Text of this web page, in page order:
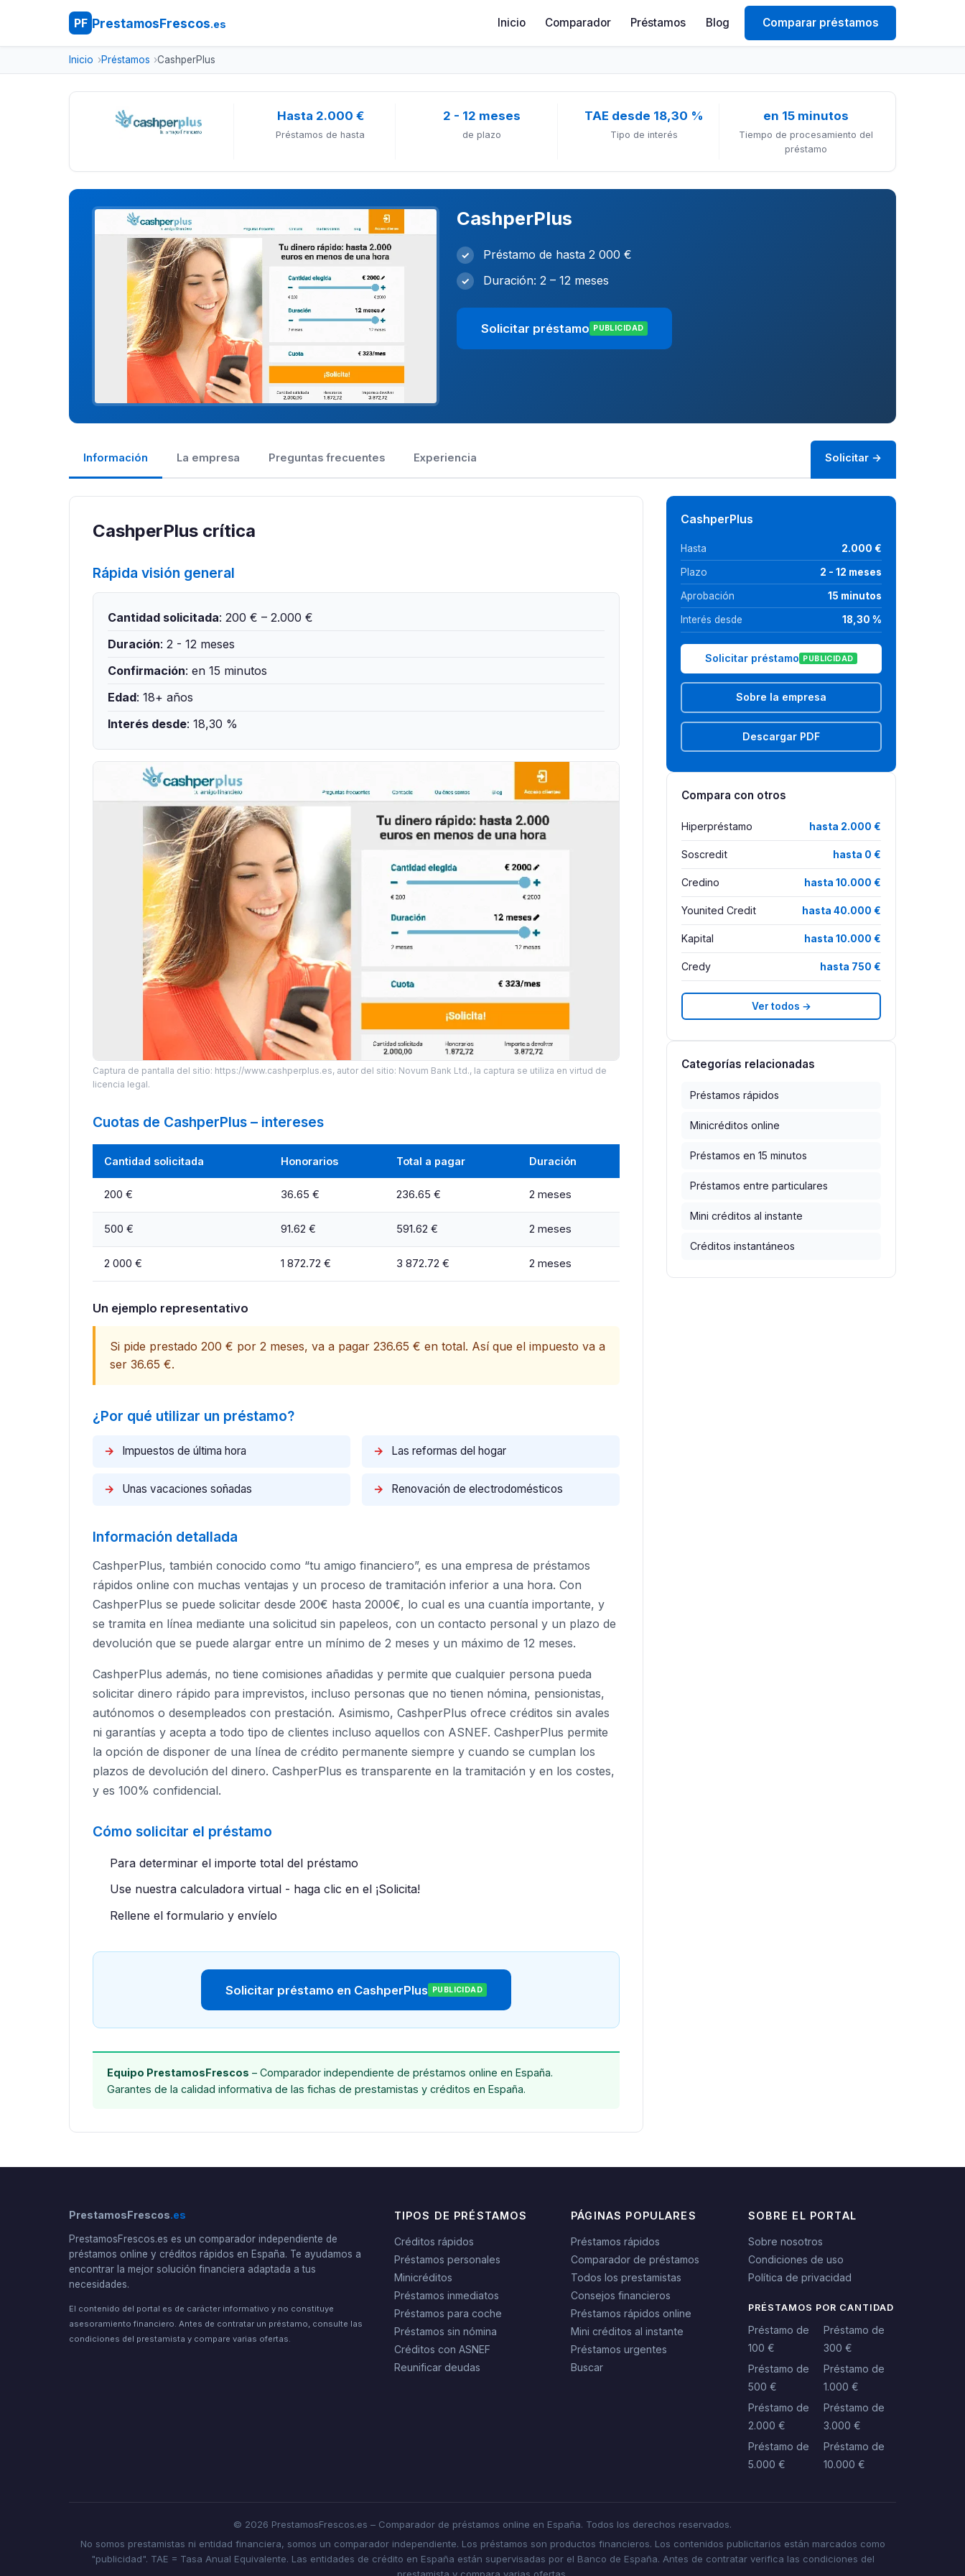
PF PrestamosFrescos.es Inicio Comparador Préstamos Blog Comparar préstamos
Inicio Préstamos CashperPlus
Hasta 2.000 €
Préstamos de hasta
2 - 12 meses
de plazo
TAE desde 18,30 %
Tipo de interés
en 15 minutos
Tiempo de procesamiento del
préstamo
CashperPlus
✓ Préstamo de hasta 2 000 €
✓ Duración: 2 – 12 meses
Solicitar préstamo PUBLICIDAD
Información La empresa Preguntas frecuentes Experiencia Solicitar →
CashperPlus crítica
Rápida visión general
Cantidad solicitada: 200 € – 2.000 €
Duración: 2 - 12 meses
Confirmación: en 15 minutos
Edad: 18+ años
Interés desde: 18,30 %
Captura de pantalla del sitio: https://www.cashperplus.es, autor del sitio: Novum Bank Ltd., la captura se utiliza en virtud de
licencia legal.
Cuotas de CashperPlus – intereses
Cantidad solicitada Honorarios Total a pagar Duración
200 € 36.65 € 236.65 € 2 meses
500 € 91.62 € 591.62 € 2 meses
2 000 € 1 872.72 € 3 872.72 € 2 meses
Un ejemplo representativo
Si pide prestado 200 € por 2 meses, va a pagar 236.65 € en total. Así que el impuesto va a
ser 36.65 €.​
¿Por qué utilizar un préstamo?
→ Impuestos de última hora → Las reformas del hogar
→ Unas vacaciones soñadas → Renovación de electrodomésticos
Información detallada
CashperPlus, también conocido como “tu amigo financiero”, es una empresa de préstamos
rápidos online con muchas ventajas y un proceso de tramitación inferior a una hora. Con
CashperPlus se puede solicitar desde 200€ hasta 2000€, lo cual es una cuantía importante, y
se tramita en línea mediante una solicitud sin papeleos, con un contacto personal y un plazo de
devolución que se puede alargar entre un mínimo de 2 meses y un máximo de 12 meses.
CashperPlus además, no tiene comisiones añadidas y permite que cualquier persona pueda
solicitar dinero rápido para imprevistos, incluso personas que no tienen nómina, pensionistas,
autónomos o desempleados con prestación. Asimismo, CashperPlus ofrece créditos sin avales
ni garantías y acepta a todo tipo de clientes incluso aquellos con ASNEF. CashperPlus permite
la opción de disponer de una línea de crédito permanente siempre y cuando se cumplan los
plazos de devolución del dinero. CashperPlus es transparente en la tramitación y en los costes,
y es 100% confidencial.
Cómo solicitar el préstamo
Para determinar el importe total del préstamo
Use nuestra calculadora virtual - haga clic en el ¡Solicita!
Rellene el formulario y envíelo
Solicitar préstamo en CashperPlus PUBLICIDAD
Equipo PrestamosFrescos – Comparador independiente de préstamos online en España.
Garantes de la calidad informativa de las fichas de prestamistas y créditos en España.
CashperPlus
Hasta 2.000 €
Plazo 2 - 12 meses
Aprobación 15 minutos
Interés desde 18,30 %
Solicitar préstamo PUBLICIDAD
Sobre la empresa
Descargar PDF
Compara con otros
Hiperpréstamo hasta 2.000 €
Soscredit hasta 0 €
Credino hasta 10.000 €
Younited Credit hasta 40.000 €
Kapital hasta 10.000 €
Credy hasta 750 €
Ver todos →
Categorías relacionadas
Préstamos rápidos
Minicréditos online
Préstamos en 15 minutos
Préstamos entre particulares
Mini créditos al instante
Créditos instantáneos
PrestamosFrescos.es
PrestamosFrescos.es es un comparador independiente de
préstamos online y créditos rápidos en España. Te ayudamos a
encontrar la mejor solución financiera adaptada a tus
necesidades.
El contenido del portal es de carácter informativo y no constituye
asesoramiento financiero. Antes de contratar un préstamo, consulte las
condiciones del prestamista y compare varias ofertas.
TIPOS DE PRÉSTAMOS
Créditos rápidos
Préstamos personales
Minicréditos
Préstamos inmediatos
Préstamos para coche
Préstamos sin nómina
Créditos con ASNEF
Reunificar deudas
PÁGINAS POPULARES
Préstamos rápidos
Comparador de préstamos
Todos los prestamistas
Consejos financieros
Préstamos rápidos online
Mini créditos al instante
Préstamos urgentes
Buscar
SOBRE EL PORTAL
Sobre nosotros
Condiciones de uso
Política de privacidad
PRÉSTAMOS POR CANTIDAD
Préstamo de
100 €
Préstamo de
300 €
Préstamo de
500 €
Préstamo de
1.000 €
Préstamo de
2.000 €
Préstamo de
3.000 €
Préstamo de
5.000 €
Préstamo de
10.000 €
© 2026 PrestamosFrescos.es – Comparador de préstamos online en España. Todos los derechos reservados.
No somos prestamistas ni entidad financiera, somos un comparador independiente. Los préstamos son productos financieros. Los contenidos publicitarios están marcados como
"publicidad". TAE = Tasa Anual Equivalente. Las entidades de crédito en España están supervisadas por el Banco de España. Antes de contratar verifica las condiciones del